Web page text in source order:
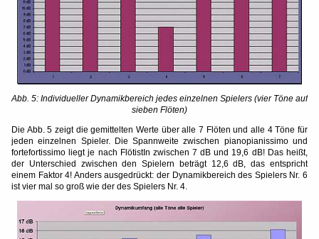
Abb. 5: Individueller Dynamikbereich jedes einzelnen Spielers (vier Töne auf
sieben Flöten)
Die Abb. 5 zeigt die gemittelten Werte über alle 7 Flöten und alle 4 Töne für
jeden einzelnen Spieler. Die Spannweite zwischen pianopianissimo und
fortefortissimo liegt je nach FlötistIn zwischen 7 dB und 19,6 dB! Das heißt,
der Unterschied zwischen den Spielern beträgt 12,6 dB, das entspricht
einem Faktor 4! Anders ausgedrückt: der Dynamikbereich des Spielers Nr. 6
ist vier mal so groß wie der des Spielers Nr. 4.